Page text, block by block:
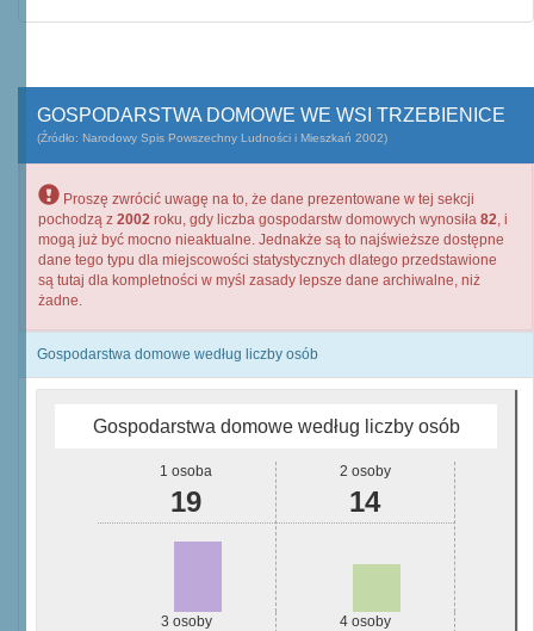
GOSPODARSTWA DOMOWE WE WSI TRZEBIENICE
(Źródło: Narodowy Spis Powszechny Ludności i Mieszkań 2002)
Proszę zwrócić uwagę na to, że dane prezentowane w tej sekcji
pochodzą z 2002 roku, gdy liczba gospodarstw domowych wynosiła 82, i
mogą już być mocno nieaktualne. Jednakże są to najświeższe dostępne
dane tego typu dla miejscowości statystycznych dlatego przedstawione
są tutaj dla kompletności w myśl zasady lepsze dane archiwalne, niż
żadne.
Gospodarstwa domowe według liczby osób
Gospodarstwa domowe według liczby osób
1 osoba
19
2 osoby
14
3 osoby 4 osoby